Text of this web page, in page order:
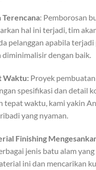
Terencana: Pemborosan
hal ini terjadi, tim
pelanggan apabila
diminimalisir dengan baik.
Waktu: Proyek
spesifikasi dan detail
tepat waktu, kami yakin
yang nyaman.
Finishing
jenis batu alam
ini dan mencarikan